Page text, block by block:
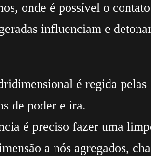
onde é possível o
influenciam e
é regida
de poder e ira.
é preciso fazer uma
a nós agregados,